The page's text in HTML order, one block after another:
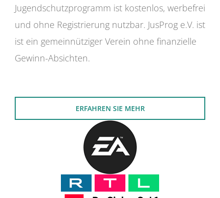
Jugendschutzprogramm ist kostenlos, werbefrei
und ohne Registrierung nutzbar. JusProg e.V. ist
ist ein gemeinnütziger Verein ohne finanzielle
Gewinn-Absichten.
ERFAHREN SIE MEHR